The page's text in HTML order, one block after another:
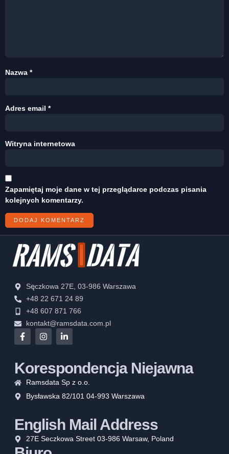
Nazwa *
Adres email *
Witryna internetowa
Zapamiętaj moje dane w tej przeglądarce podczas pisania
kolejnych komentarzy.
Sęczkowa 27E, 03-986 Warszawa
+48 22 671 24 89
+48 607 871 766
kontakt@ramsdata.com.pl
Korespondencja Niejawna
Ramsdata Sp z o.o.
Bysławska 82/101 04-993 Warszawa
English Mail Address
27E Seczkowa Street 03-986 Warsaw, Poland